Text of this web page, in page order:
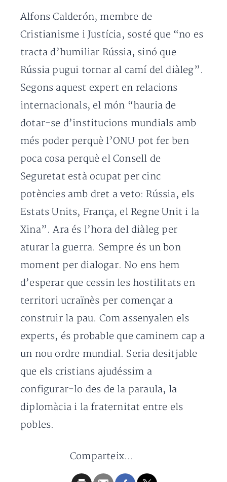
Alfons Calderón, membre de
Cristianisme i Justícia, sosté que “no es
tracta d’humiliar Rússia, sinó que
Rússia pugui tornar al camí del diàleg”.
Segons aquest expert en relacions
internacionals, el món “hauria de
dotar-se d’institucions mundials amb
més poder perquè l’ONU pot fer ben
poca cosa perquè el Consell de
Seguretat està ocupat per cinc
potències amb dret a veto: Rússia, els
Estats Units, França, el Regne Unit i la
Xina”. Ara és l’hora del diàleg per
aturar la guerra. Sempre és un bon
moment per dialogar. No ens hem
d’esperar que cessin les hostilitats en
territori ucraïnès per començar a
construir la pau. Com assenyalen els
experts, és probable que caminem cap a
un nou ordre mundial. Seria desitjable
que els cristians ajudéssim a
configurar-lo des de la paraula, la
diplomàcia i la fraternitat entre els
pobles.
Comparteix...